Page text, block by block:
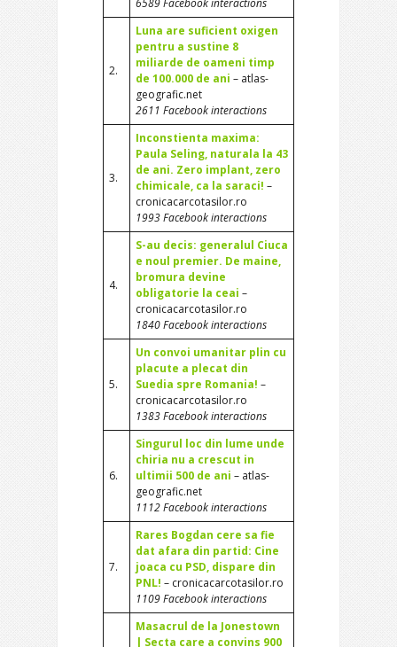
6589 Facebook interactions
2.
Luna are suficient oxigen
pentru a sustine 8
miliarde de oameni timp
de 100.000 de ani – atlas-
geografic.net
2611 Facebook interactions
3.
Inconstienta maxima:
Paula Seling, naturala la 43
de ani. Zero implant, zero
chimicale, ca la saraci! –
cronicacarcotasilor.ro
1993 Facebook interactions
4.
S-au decis: generalul Ciuca
e noul premier. De maine,
bromura devine
obligatorie la ceai –
cronicacarcotasilor.ro
1840 Facebook interactions
5.
Un convoi umanitar plin cu
placute a plecat din
Suedia spre Romania! –
cronicacarcotasilor.ro
1383 Facebook interactions
6.
Singurul loc din lume unde
chiria nu a crescut in
ultimii 500 de ani – atlas-
geografic.net
1112 Facebook interactions
7.
Rares Bogdan cere sa fie
dat afara din partid: Cine
joaca cu PSD, dispare din
PNL! – cronicacarcotasilor.ro
1109 Facebook interactions
Masacrul de la Jonestown
| Secta care a convins 900